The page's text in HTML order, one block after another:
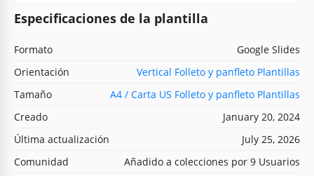
Especificaciones de la plantilla
Formato
Google Slides
Orientación
Vertical Folleto y panfleto Plantillas
Tamaño
A4 / Carta US Folleto y panfleto Plantillas
Creado
January 20, 2024
Última actualización
July 25, 2026
Comunidad
Añadido a colecciones por 9 Usuarios